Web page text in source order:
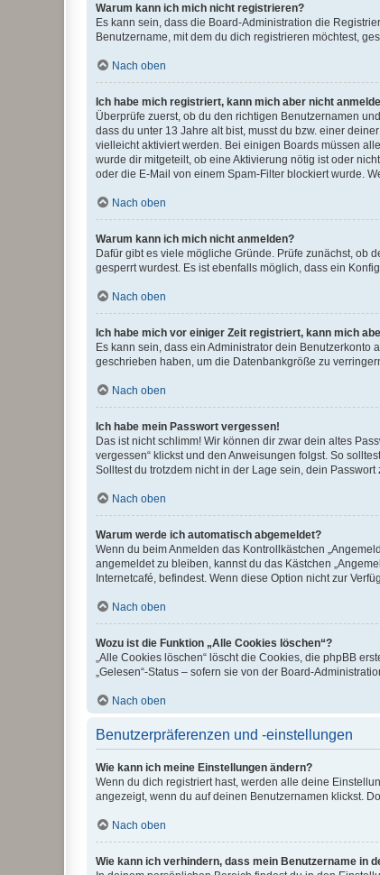
Warum kann ich mich nicht registrieren?
Es kann sein, dass die Board-Administration die
Benutzername, mit dem du dich registrieren möchtest,
Nach oben
Ich habe mich registriert, kann mich aber nicht
Überprüfe zuerst, ob du den richtigen Benutzernamen
dass du unter 13 Jahre alt bist, musst du bzw. einer
vielleicht aktiviert werden. Bei einigen Boards müssen
wurde dir mitgeteilt, ob eine Aktivierung nötig ist oder
oder die E-Mail von einem Spam-Filter blockiert wurde.
Nach oben
Warum kann ich mich nicht anmelden?
Dafür gibt es viele mögliche Gründe. Prüfe zunächst, ob
gesperrt wurdest. Es ist ebenfalls möglich, dass ein
Nach oben
Ich habe mich vor einiger Zeit registriert, kann mich
Es kann sein, dass ein Administrator dein
geschrieben haben, um die Datenbankgröße zu
Nach oben
Ich habe mein Passwort vergessen!
Das ist nicht schlimm! Wir können dir zwar dein altes
vergessen“ klickst und den Anweisungen folgst. So
Solltest du trotzdem nicht in der Lage sein, dein
Nach oben
Warum werde ich automatisch abgemeldet?
Wenn du beim Anmelden das Kontrollkästchen
angemeldet zu bleiben, kannst du das Kästchen
Internetcafé, befindest. Wenn diese Option nicht zur
Nach oben
Wozu ist die Funktion „Alle Cookies löschen“?
„Alle Cookies löschen“ löscht die Cookies, die phpBB
„Gelesen“-Status – sofern sie von der Board-
Nach oben
Benutzerpräferenzen und -einstellungen
Wie kann ich meine Einstellungen ändern?
Wenn du dich registriert hast, werden alle deine
angezeigt, wenn du auf deinen Benutzernamen klickst.
Nach oben
Wie kann ich verhindern, dass mein Benutzername in